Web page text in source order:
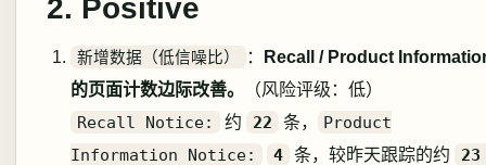
2. Positive
新增数据（低信噪比） ：
Recall / Product
的页面计数边际改善。
（风险评级：低）
Recall Notice:
约 22 条，
Product
Information Notice:
4 条，较昨天跟踪的约